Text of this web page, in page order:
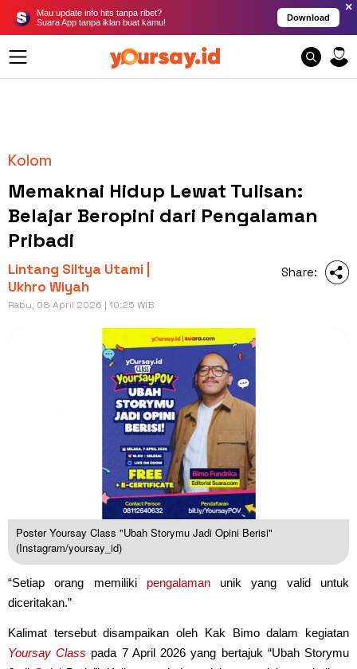
Mau update info hits tanpa ribet?
Suara App tanpa iklan buat kamu!
Download
×
Kolom
Memaknai Hidup Lewat Tulisan:
Belajar Beropini dari Pengalaman
Pribadi
Lintang Siltya Utami |
Ukhro Wiyah
Rabu, 08 April 2026 | 10:25 WIB
Share:
Poster Yoursay Class "Ubah Storymu Jadi Opini Berisi"
(Instagram/yoursay_id)
“Setiap orang memiliki pengalamanunik yang valid untuk
diceritakan.”
Kalimat tersebut disampaikan oleh Kak Bimo dalam kegiatan
Yoursay Class pada 7 April 2026 yang bertajuk “Ubah Storymu